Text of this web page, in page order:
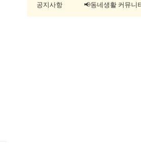
공지사항 📢동네생활 커뮤